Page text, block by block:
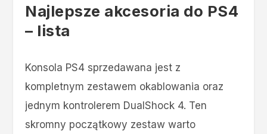
Najlepsze akcesoria do PS4
– lista
Konsola PS4 sprzedawana jest z
kompletnym zestawem okablowania oraz
jednym kontrolerem DualShock 4. Ten
skromny początkowy zestaw warto